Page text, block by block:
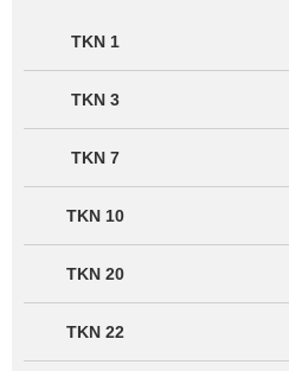
1 TKN
3 TKN
7 TKN
10 TKN
20 TKN
22 TKN